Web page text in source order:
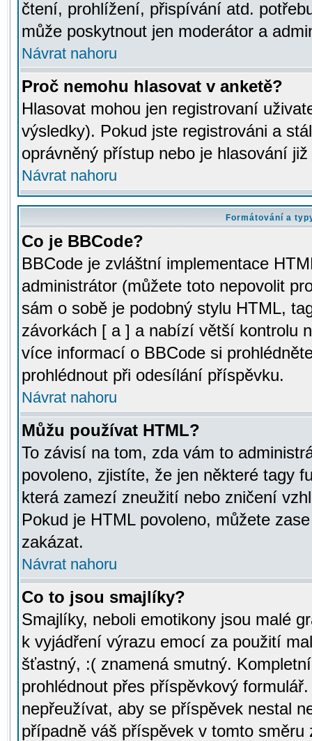
čtení, prohlížení, přispívání atd.
může poskytnout jen moderátor a
Návrat nahoru
Proč nemohu hlasovat v anketě?
Hlasovat mohou jen registrovaní
výsledky). Pokud jste registrováni a
oprávněný přístup nebo je hlasování
Návrat nahoru
Formátování a
Co je BBCode?
BBCode je zvláštní implementace
administrátor (můžete toto nepovolit
sám o sobě je podobný stylu HTML,
závorkách [ a ] a nabízí větší kontrolu
více informací o BBCode si
prohlédnout při odesílání příspěvku.
Návrat nahoru
Můžu používat HTML?
To závisí na tom, zda vám to
povoleno, zjistíte, že jen některé tagy
která zamezí zneužití nebo zničení
Pokud je HTML povoleno, můžete
zakázat.
Návrat nahoru
Co to jsou smajlíky?
Smajlíky, neboli emotikony jsou malé
k vyjádření výrazu emocí za použití
šťastný, :( znamená smutný.
prohlédnout přes příspěvkový
nepřeužívat, aby se příspěvek nestal
případně váš příspěvek v tomto směru